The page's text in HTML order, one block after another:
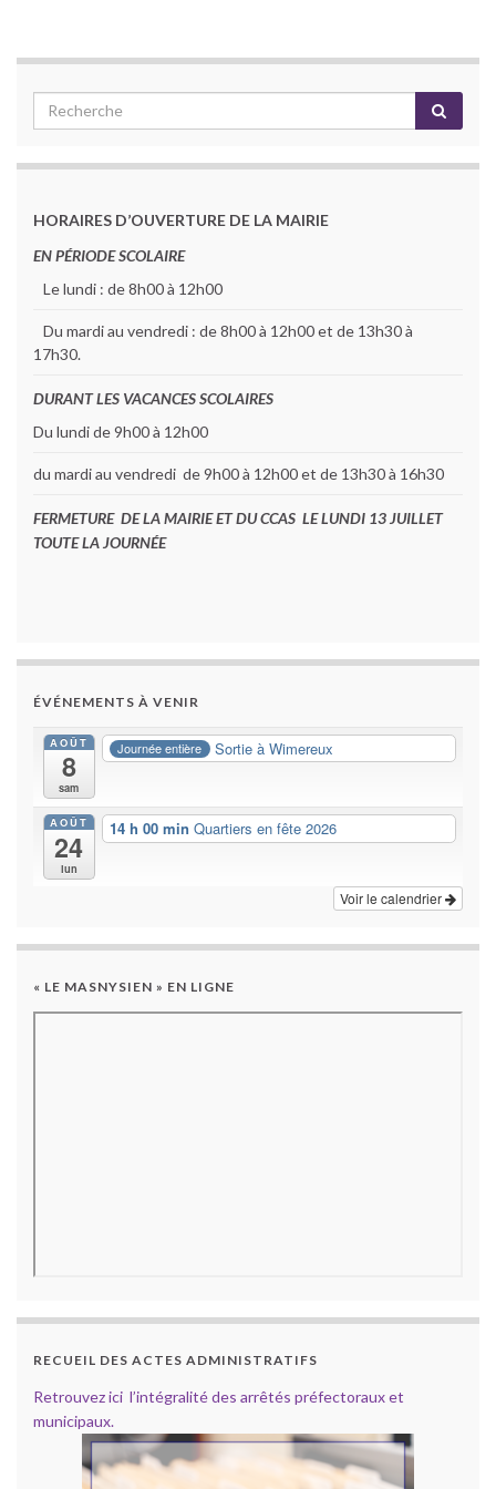
HORAIRES D’OUVERTURE DE LA MAIRIE
EN PÉRIODE SCOLAIRE
Le lundi : de 8h00 à 12h00
Du mardi au vendredi : de 8h00 à 12h00 et de 13h30 à
17h30.
DURANT LES VACANCES SCOLAIRES
Du lundi de 9h00 à 12h00
du mardi au vendredi de 9h00 à 12h00 et de 13h30 à 16h30
FERMETURE DE LA MAIRIE ET DU CCAS LE LUNDI 13 JUILLET
TOUTE LA JOURNÉE
ÉVÉNEMENTS À VENIR
AOÛT
8
sam
Journée entière Sortie à Wimereux
AOÛT
24
lun
14 h 00 min Quartiers en fête 2026
Voir le calendrier
« LE MASNYSIEN » EN LIGNE
RECUEIL DES ACTES ADMINISTRATIFS
Retrouvez ici l’intégralité des arrêtés préfectoraux et
municipaux.